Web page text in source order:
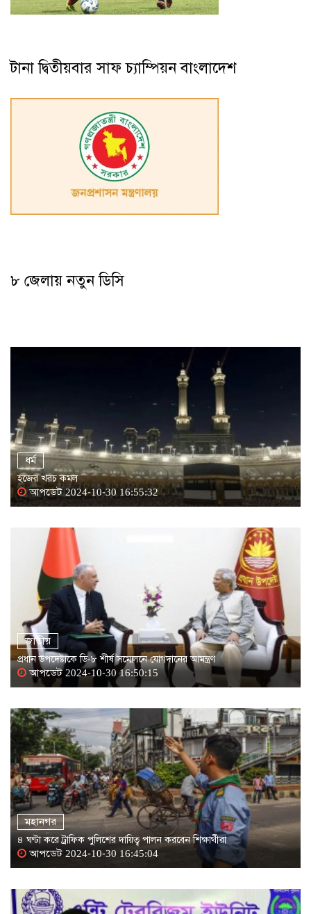
টানা দ্বিতীয়বার সাফ চ্যাম্পিয়ন বাংলাদেশ
৮ জেলায় নতুন ডিসি
ধর্ম
হজের খরচ কমল
আপডেট 2024-10-30 16:55:32
জাতীয়
প্রধান উপদেষ্টাকে ডি-৮ শীর্ষ সম্মেলনে যোগদানের আমন্ত্রণ
আপডেট 2024-10-30 16:50:15
মহানগর
৪ ঘণ্টা করে ট্রাফিক পুলিশের দায়িত্ব পালন করবেন শিক্ষার্থীরা
আপডেট 2024-10-30 16:45:04